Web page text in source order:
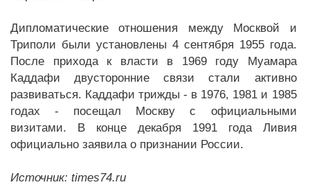
Дипломатические отношения между Москвой и
Триполи были установлены 4 сентября 1955 года.
После прихода к власти в 1969 году Муамара
Каддафи двусторонние связи стали активно
развиваться. Каддафи трижды - в 1976, 1981 и 1985
годах - посещал Москву с официальными
визитами. В конце декабря 1991 года Ливия
официально заявила о признании России.
Источник: times74.ru